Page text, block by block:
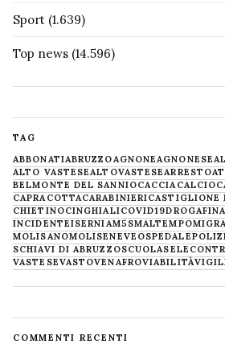
Sport (1.639)
Top news (14.596)
TAG
ABBONATIABRUZZOAGNONEAGNONESE
ALTO VASTESEALTOVASTESEARRESTO
BELMONTE DEL SANNIOCACCIA CALCIO
CAPRACOTTACARABINIERICASTIGLIONE
CHIETINOCINGHIALICOVID19DROGA
INCIDENTEISERNIAM5SMALTEMPO
MOLISANOMOLISENEVE OSPEDALE
SCHIAVI DI ABRUZZOSCUOLA
VASTESEVASTOVENAFROVIABILITÀ
COMMENTI RECENTI